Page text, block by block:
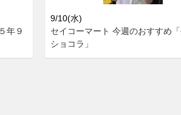
年９
9/10(水)
セイコーマート 今週のおすすめ
ショコラ」